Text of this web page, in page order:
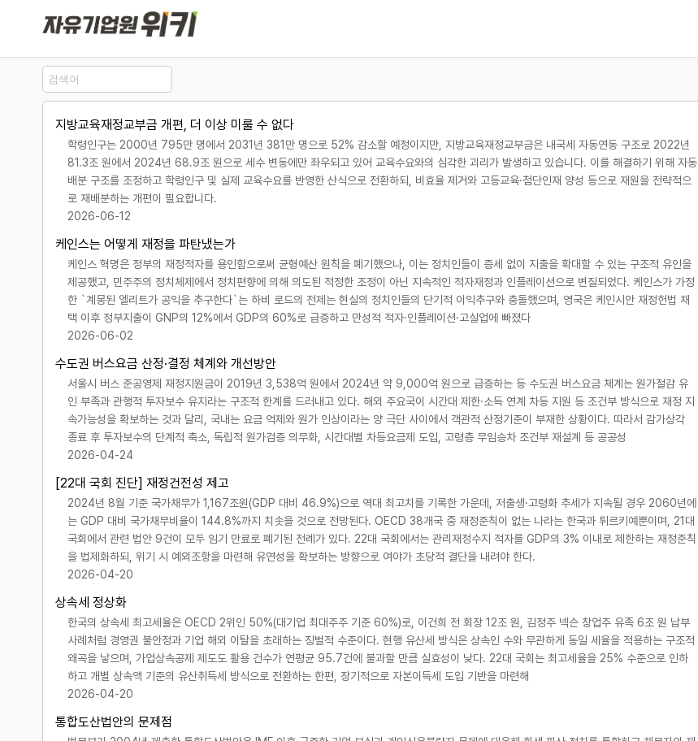
지방교육재정교부금 개편, 더 이상 미룰 수 없다
학령인구는 2000년 795만 명에서 2031년 381만 명으로 52% 감소할 예정이지만, 지방교육재정교부금은 내국세 자동연동 구조로 2022년
81.3조 원에서 2024년 68.9조 원으로 세수 변동에만 좌우되고 있어 교육수요와의 심각한 괴리가 발생하고 있습니다. 이를 해결하기 위해 자동
배분 구조를 조정하고 학령인구 및 실제 교육수요를 반영한 산식으로 전환하되, 비효율 제거와 고등교육·첨단인재 양성 등으로 재원을 전략적으
로 재배분하는 개편이 필요합니다.
2026-06-12
케인스는 어떻게 재정을 파탄냈는가
케인스 혁명은 정부의 재정적자를 용인함으로써 균형예산 원칙을 폐기했으나, 이는 정치인들이 증세 없이 지출을 확대할 수 있는 구조적 유인을
제공했고, 민주주의 정치체제에서 정치편향에 의해 의도된 적정한 조정이 아닌 지속적인 적자재정과 인플레이션으로 변질되었다. 케인스가 가정
한 `계몽된 엘리트가 공익을 추구한다`는 하비 로드의 전제는 현실의 정치인들의 단기적 이익추구와 충돌했으며, 영국은 케인시안 재정헌법 채
택 이후 정부지출이 GNP의 12%에서 GDP의 60%로 급증하고 만성적 적자·인플레이션·고실업에 빠졌다
2026-06-02
수도권 버스요금 산정·결정 체계와 개선방안
서울시 버스 준공영제 재정지원금이 2019년 3,538억 원에서 2024년 약 9,000억 원으로 급증하는 등 수도권 버스요금 체계는 원가절감 유
인 부족과 관행적 투자보수 유지라는 구조적 한계를 드러내고 있다. 해외 주요국이 시간대 제한·소득 연계 차등 지원 등 조건부 방식으로 재정 지
속가능성을 확보하는 것과 달리, 국내는 요금 억제와 원가 인상이라는 양 극단 사이에서 객관적 산정기준이 부재한 상황이다. 따라서 감가상각
종료 후 투자보수의 단계적 축소, 독립적 원가검증 의무화, 시간대별 차등요금제 도입, 고령층 무임승차 조건부 재설계 등 공공성
2026-04-24
[22대 국회 진단] 재정건전성 제고
2024년 8월 기준 국가채무가 1,167조원(GDP 대비 46.9%)으로 역대 최고치를 기록한 가운데, 저출생·고령화 추세가 지속될 경우 2060년에
는 GDP 대비 국가채무비율이 144.8%까지 치솟을 것으로 전망된다. OECD 38개국 중 재정준칙이 없는 나라는 한국과 튀르키예뿐이며, 21대
국회에서 관련 법안 9건이 모두 임기 만료로 폐기된 전례가 있다. 22대 국회에서는 관리재정수지 적자를 GDP의 3% 이내로 제한하는 재정준칙
을 법제화하되, 위기 시 예외조항을 마련해 유연성을 확보하는 방향으로 여야가 초당적 결단을 내려야 한다.
2026-04-20
상속세 정상화
한국의 상속세 최고세율은 OECD 2위인 50%(대기업 최대주주 기준 60%)로, 이건희 전 회장 12조 원, 김정주 넥슨 창업주 유족 6조 원 납부
사례처럼 경영권 불안정과 기업 해외 이탈을 초래하는 징벌적 수준이다. 현행 유산세 방식은 상속인 수와 무관하게 동일 세율을 적용하는 구조적
왜곡을 낳으며, 가업상속공제 제도도 활용 건수가 연평균 95.7건에 불과할 만큼 실효성이 낮다. 22대 국회는 최고세율을 25% 수준으로 인하
하고 개별 상속액 기준의 유산취득세 방식으로 전환하는 한편, 장기적으로 자본이득세 도입 기반을 마련해
2026-04-20
통합도산법안의 문제점